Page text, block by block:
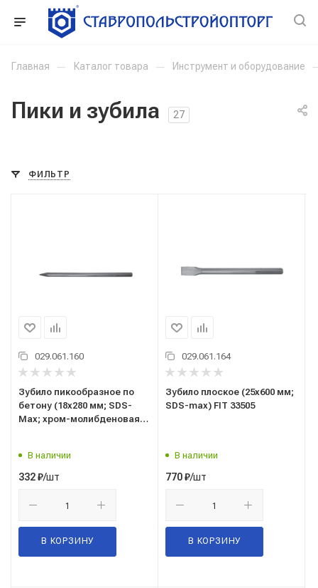
Главная — Каталог товара — Инструмент и оборудование
Пики и зубила 27
ФИЛЬТР
029.061.160
Зубило пикообразное по
бетону (18x280 мм; SDS-
Max; хром-молибденовая
В наличии
332₽/шт
В КОРЗИНУ
029.061.164
Зубило плоское (25х600 мм;
SDS-max) FIT 33505
В наличии
770₽/шт
В КОРЗИНУ